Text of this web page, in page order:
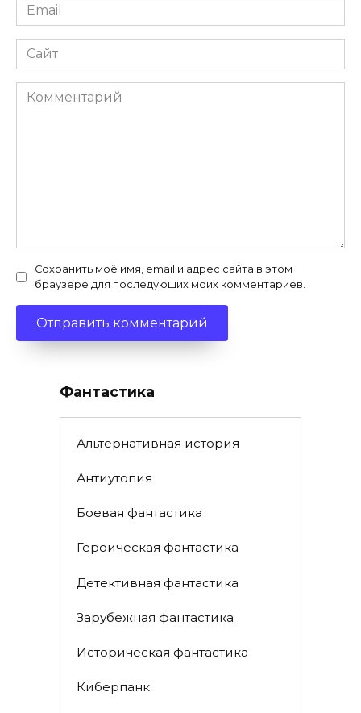
Email
*
Сайт
Комментарий
Сохранить моё имя, email и адрес сайта в этом
браузере для последующих моих комментариев.
Фантастика
Альтернативная история
Антиутопия
Боевая фантастика
Героическая фантастика
Детективная фантастика
Зарубежная фантастика
Историческая фантастика
Киберпанк